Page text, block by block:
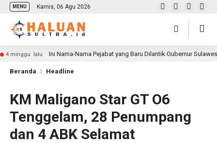
MENU Kamis, 06 Agu 2026
4 minggu lalu Ini Nama-Nama Pejabat yang Baru Dilantik Gubernur
Beranda Headline
KM Maligano Star GT O6
Tenggelam, 28 Penumpang
dan 4 ABK Selamat